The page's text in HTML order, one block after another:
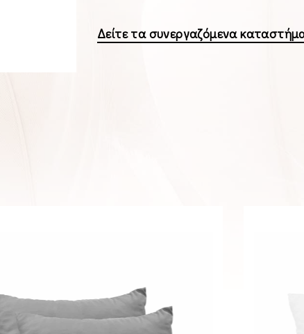
Δείτε τα συνεργαζόμενα